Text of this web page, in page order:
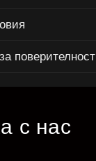
поверителност
с нас